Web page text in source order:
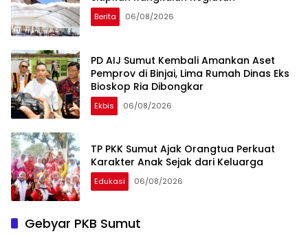
Berita 06/08/2026
PD AIJ Sumut Kembali Amankan Aset
Pemprov di Binjai, Lima Rumah Dinas Eks
Bioskop Ria Dibongkar
Ekbis 06/08/2026
TP PKK Sumut Ajak Orangtua Perkuat
Karakter Anak Sejak dari Keluarga
Edukasi 06/08/2026
Gebyar PKB Sumut